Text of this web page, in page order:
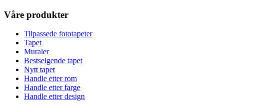
Våre produkter
Tilpassede fototapeter
Tapet
Muraler
Bestselgende tapet
Nytt tapet
Handle etter rom
Handle etter farge
Handle etter design